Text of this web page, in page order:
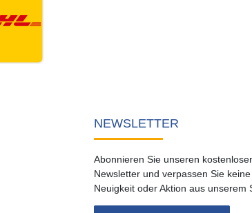
NEWSLETTER
Abonnieren Sie unseren
Newsletter und verpassen Sie keine
Neuigkeit oder Aktion aus unserem